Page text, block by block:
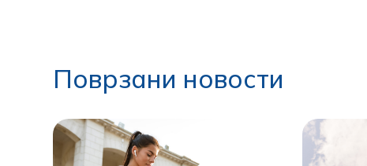
Поврзани новости